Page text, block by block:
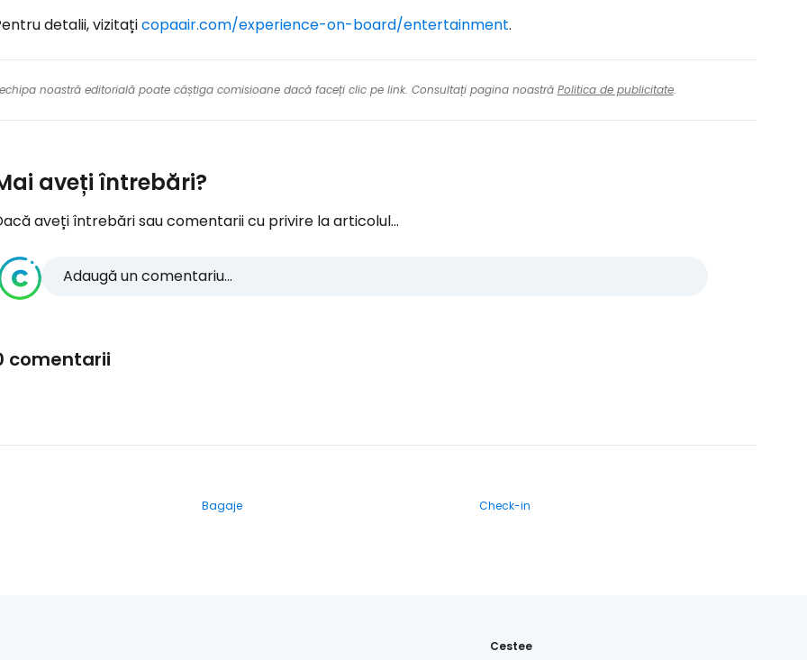
detalii, vizitațicopaair.com/experience-on-board/entertainment.
noastră editorială poate câștiga comisioane dacă faceți clic pe link. Consultați pagina noastră Politica de publicitate.
aveți întrebări?
aveți întrebări sau comentarii cu privire la articolul...
Adaugă un comentariu...
comentarii
Bagaje Check-in
Cestee